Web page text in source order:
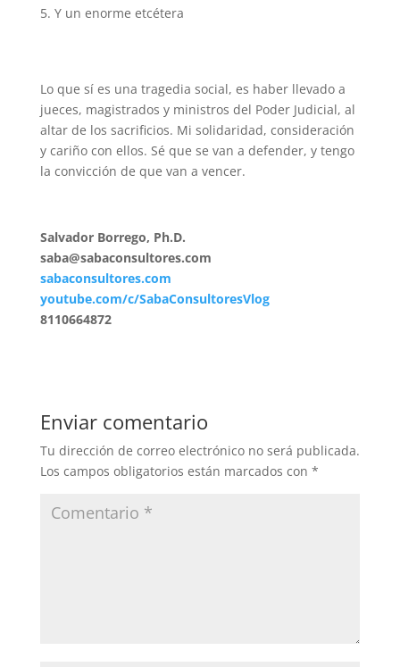
Y un enorme etcétera
Lo que sí es una tragedia social, es haber llevado a
jueces, magistrados y ministros del Poder Judicial, al
altar de los sacrificios. Mi solidaridad, consideración
y cariño con ellos. Sé que se van a defender, y tengo
la convicción de que van a vencer.
Salvador Borrego, Ph.D.
saba@sabaconsultores.com
sabaconsultores.com
youtube.com/c/SabaConsultoresVlog
8110664872
Enviar comentario
Tu dirección de correo electrónico no será publicada.
Los campos obligatorios están marcados con *